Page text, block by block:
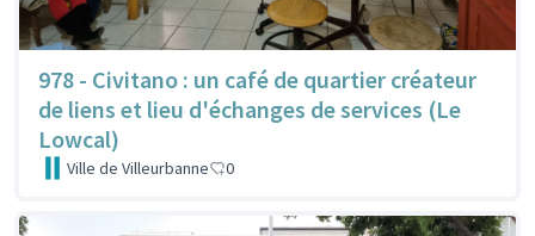
978 - Civitano : un café de quartier créateur
de liens et lieu d'échanges de services (Le
Lowcal)
Ville de Villeurbanne 0